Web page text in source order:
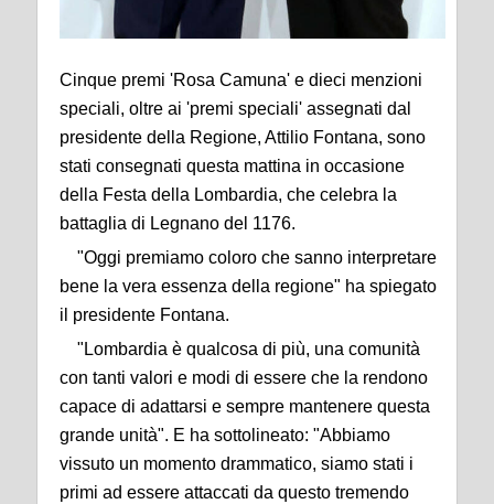
Cinque premi 'Rosa Camuna' e dieci menzioni
speciali, oltre ai 'premi speciali' assegnati dal
presidente della Regione, Attilio Fontana, sono
stati consegnati questa mattina in occasione
della Festa della Lombardia, che celebra la
battaglia di Legnano del 1176.
"Oggi premiamo coloro che sanno interpretare
bene la vera essenza della regione" ha spiegato
il presidente Fontana.
"Lombardia è qualcosa di più, una comunità
con tanti valori e modi di essere che la rendono
capace di adattarsi e sempre mantenere questa
grande unità". E ha sottolineato: "Abbiamo
vissuto un momento drammatico, siamo stati i
primi ad essere attaccati da questo tremendo